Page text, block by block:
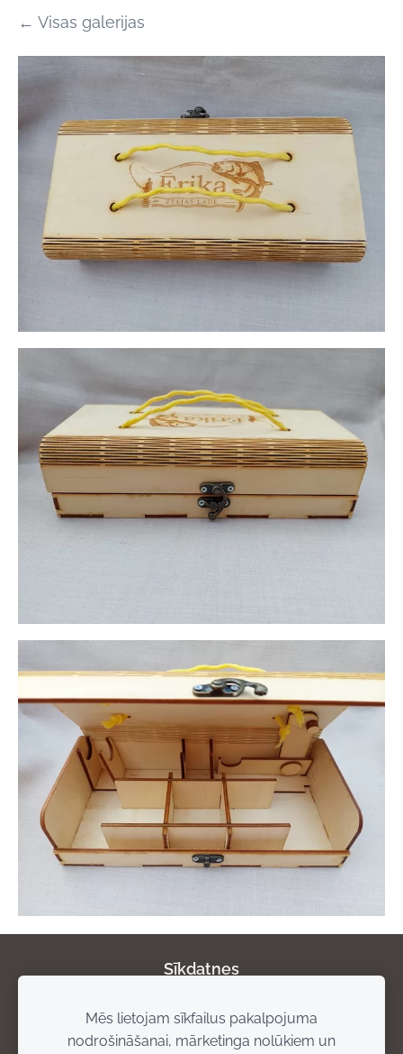
Visas galerijas
Sīkdatnes
Par mums Privātuma politika Atgriešanas
Mēs lietojam sīkfailus pakalpojuma
nodrošināšanai, mārketinga nolūkiem un